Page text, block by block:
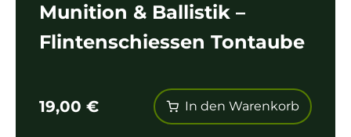
Munition & Ballistik –
Flintenschiessen Tontaube
19,00 € In den Warenkorb